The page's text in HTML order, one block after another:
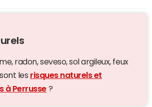
radon, seveso, sol argileux, feux
les risques naturels et
à Perrusse ?